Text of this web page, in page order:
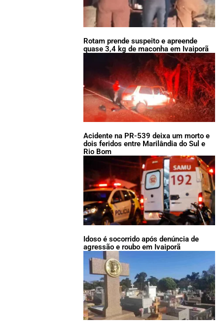
Rotam prende suspeito e apreende
quase 3,4 kg de maconha em Ivaiporã
Acidente na PR-539 deixa um morto e
dois feridos entre Marilândia do Sul e
Rio Bom
Idoso é socorrido após denúncia de
agressão e roubo em Ivaiporã